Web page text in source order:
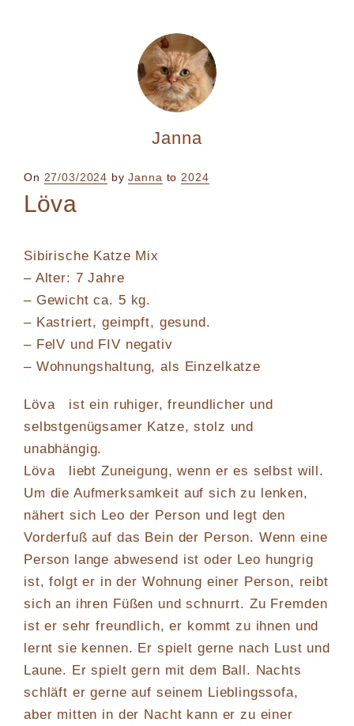
Janna
On Posted
on
27/03/2024 byJanna to 2024
Löva
Sibirische Katze Mix
– Alter: 7 Jahre
– Gewicht ca. 5 kg.
– Kastriert, geimpft, gesund.
– FelV und FIV negativ
– Wohnungshaltung, als Einzelkatze
Löva ist ein ruhiger, freundlicher und
selbstgenügsamer Katze, stolz und
unabhängig.
Löva liebt Zuneigung, wenn er es selbst will.
Um die Aufmerksamkeit auf sich zu lenken,
nähert sich Leo der Person und legt den
Vorderfuß auf das Bein der Person. Wenn eine
Person lange abwesend ist oder Leo hungrig
ist, folgt er in der Wohnung einer Person, reibt
sich an ihren Füßen und schnurrt. Zu Fremden
ist er sehr freundlich, er kommt zu ihnen und
lernt sie kennen. Er spielt gerne nach Lust und
Laune. Er spielt gern mit dem Ball. Nachts
schläft er gerne auf seinem Lieblingssofa,
aber mitten in der Nacht kann er zu einer